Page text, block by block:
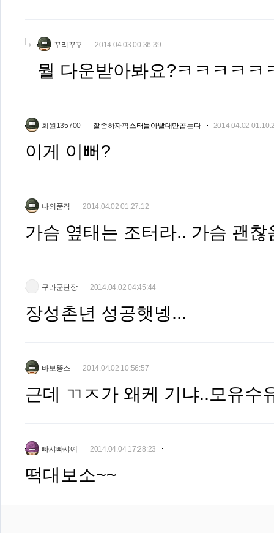
꾸리꾸꾸 2014.04.03 00:36:39
뭘 다운받아봐요?ㅋㅋㅋㅋㅋ
회원135700 잘좀하자픽스터들아빨대만곱는다 2014.04.02
이게 이뻐?
나의품격 2014.04.02 01:27:12
가슴 옆태는 조터라.. 가슴 괜
구라군단장 2014.04.02 04:45:44
장성촌년 성공햇넹...
바보뚱스 2014.04.02 10:56:57
근데 ㄲㅈ가 왜케 기냐..모유수
빠샤빠샤예 2014.04.04 17:28:23
떡대보소~~